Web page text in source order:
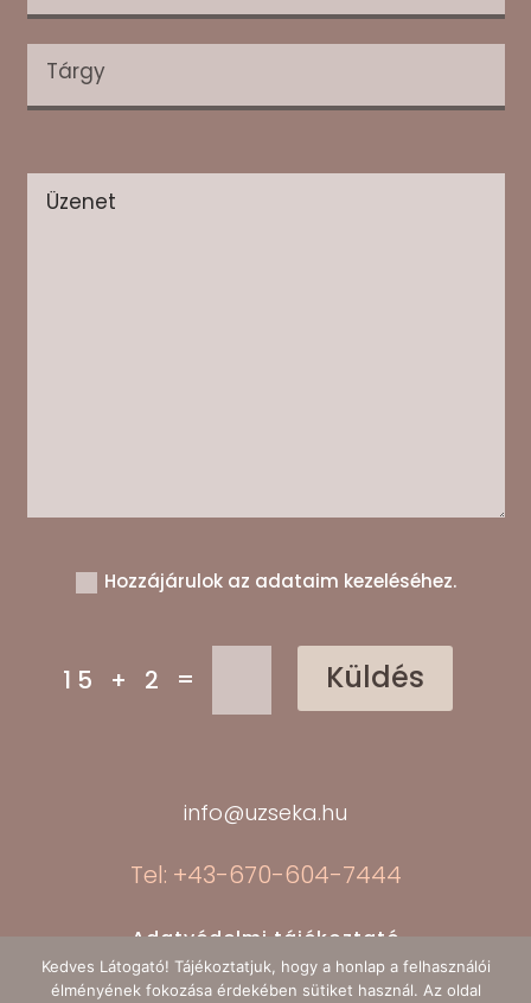
Hozzájárulok az adataim kezeléséhez.
15 + 2 = Küldés
info@uzseka.hu
Tel: +43-670-604-7444
Adatvédelmi tájékoztató
Kedves Látogató! Tájékoztatjuk, hogy a honlap a felhasználói
élményének fokozása érdekében sütiket használ. Az oldal